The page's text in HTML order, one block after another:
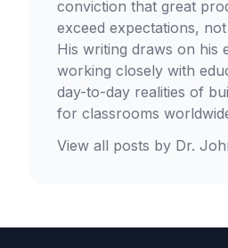
conviction that great
exceed expectations,
His writing draws on his
working closely with
day-to-day realities of
for classrooms
View all posts by Dr.